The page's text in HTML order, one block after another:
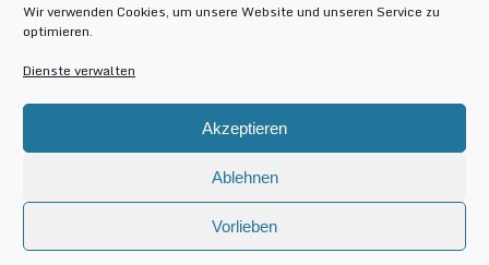
Wir verwenden Cookies, um unsere Website und unseren Service zu
optimieren.
Dienste verwalten
Akzeptieren
Ablehnen
Vorlieben
Festival of Lights Berlin 2024
Gesund schlafen im modernen Alltag
WordPress.org